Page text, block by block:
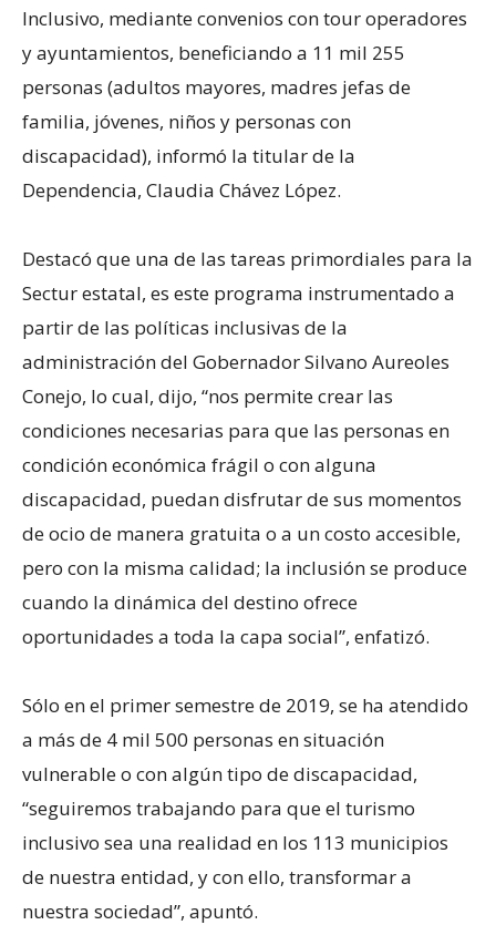
Inclusivo, mediante convenios con tour operadores
y ayuntamientos, beneficiando a 11 mil 255
personas (adultos mayores, madres jefas de
familia, jóvenes, niños y personas con
discapacidad), informó la titular de la
Dependencia, Claudia Chávez López.
Destacó que una de las tareas primordiales para la
Sectur estatal, es este programa instrumentado a
partir de las políticas inclusivas de la
administración del Gobernador Silvano Aureoles
Conejo, lo cual, dijo, “nos permite crear las
condiciones necesarias para que las personas en
condición económica frágil o con alguna
discapacidad, puedan disfrutar de sus momentos
de ocio de manera gratuita o a un costo accesible,
pero con la misma calidad; la inclusión se produce
cuando la dinámica del destino ofrece
oportunidades a toda la capa social”, enfatizó.
Sólo en el primer semestre de 2019, se ha atendido
a más de 4 mil 500 personas en situación
vulnerable o con algún tipo de discapacidad,
“seguiremos trabajando para que el turismo
inclusivo sea una realidad en los 113 municipios
de nuestra entidad, y con ello, transformar a
nuestra sociedad”, apuntó.